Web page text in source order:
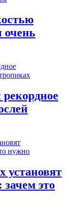
очень
установят
это